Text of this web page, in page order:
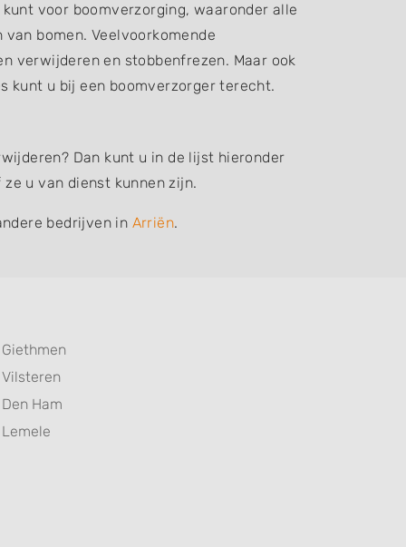
voor boomverzorging, waaronder alle
bomen. Veelvoorkomende
verwijderen en stobbenfrezen. Maar ook
kunt u bij een boomverzorger terecht.
Dan kunt u in de lijst hieronder
u van dienst kunnen zijn.
bedrijven in Arriën.
Giethmen
Vilsteren
Den Ham
Lemele